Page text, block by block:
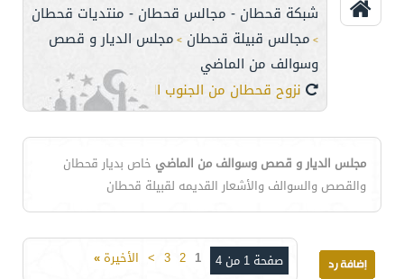
شبكة قحطان - مجالس قحطان - منتديات قحطان
> مجالس قبيلة قحطان > مجلس الديار و قصص
وسوالف من الماضي
نزوح قحطان من الجنوب الى نجد
مجلس الديار و قصص وسوالف من الماضي خاص بديار قحطان
والقصص والسوالف والأشعار القديمه لقبيلة قحطان
صفحة 1 من 4 1
2
3
> الأخيرة»